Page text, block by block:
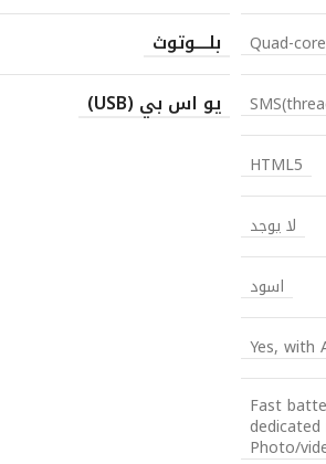
Quad-
HTML5
لا يوجد
اسود
Yes, with
Fast
Photo/
بلــــوتوث
يو اس بي (USB)